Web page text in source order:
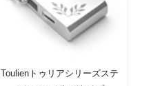
Toulienトゥリアシリーズステ